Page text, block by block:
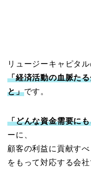
リュージーキャピタル
「経済活動の血脈た
と」です。
「どんな資金需要に
ーに、
顧客の利益に貢献す
をもって対応する会社